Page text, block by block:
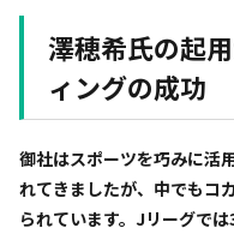
澤穂希氏の起
ィングの成功
――御社はスポーツを巧みに
れてきましたが、中でもコ
られています。Jリーグで